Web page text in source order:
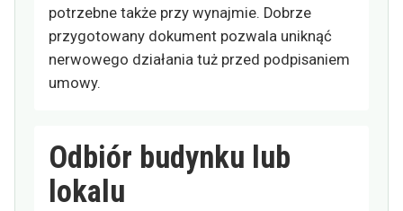
potrzebne także przy wynajmie. Dobrze
przygotowany dokument pozwala uniknąć
nerwowego działania tuż przed podpisaniem
umowy.
Odbiór budynku lub
lokalu